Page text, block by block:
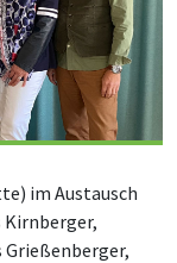
im Austausch
Kirnberger,
Grießenberger,